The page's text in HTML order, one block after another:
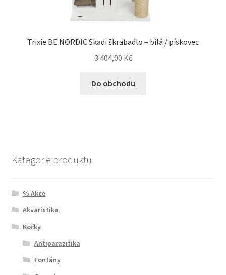
Trixie BE NORDIC Skadi škrabadlo – bílá / pískovec
3 404,00 Kč
Do obchodu
Kategorie produktu
% Akce
Akvaristika
Kočky
Antiparazitika
Fontány